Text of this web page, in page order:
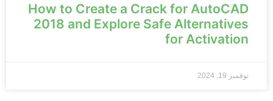
How to Create a Crack for AutoCAD
2018 and Explore Safe Alternatives
for Activation
نوفمبر 19, 2024